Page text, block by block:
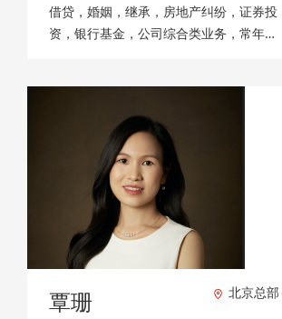
借贷，婚姻，继承，房地产纠纷，证券投
资，银行基金，公司综合类业务，常年法
覃珊 北京总部